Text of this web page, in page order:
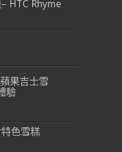
HTC Rhyme
果吉士雪
驗
色雪糕